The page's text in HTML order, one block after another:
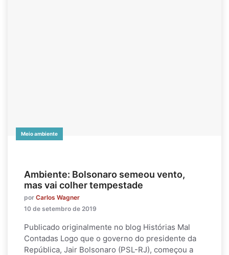
Meio ambiente
Ambiente: Bolsonaro semeou vento,
mas vai colher tempestade
por Carlos Wagner
10 de setembro de 2019
Publicado originalmente no blog Histórias Mal
Contadas Logo que o governo do presidente da
República, Jair Bolsonaro (PSL-RJ), começou a